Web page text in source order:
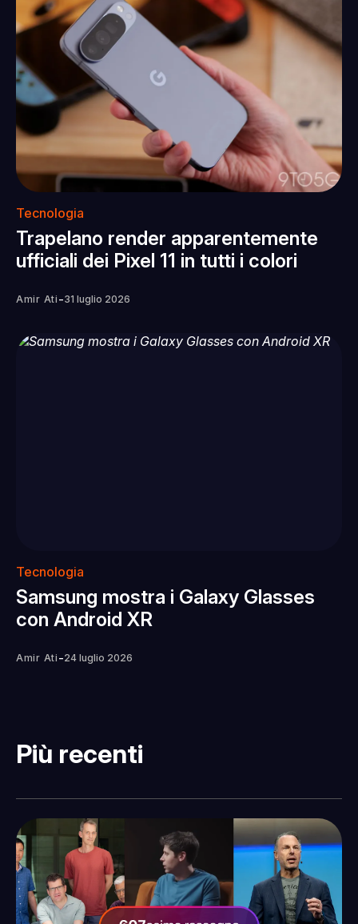
Tecnologia
Trapelano render apparentemente
ufficiali dei Pixel 11 in tutti i colori
Amir Ati -31 luglio 2026
Tecnologia
Samsung mostra i Galaxy Glasses
con Android XR
Amir Ati -24 luglio 2026
Più recenti